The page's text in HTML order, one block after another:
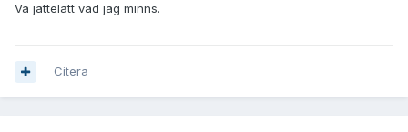
Va jättelätt vad jag minns.
Citera